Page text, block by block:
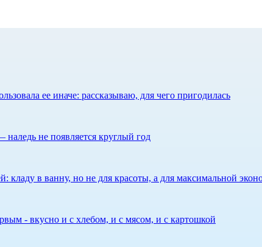
ее иначе: рассказываю, для чего пригодилась
не появляется круглый год
в ванну, но не для красоты, а для максимальной
- вкусно и с хлебом, и с мясом, и с картошкой